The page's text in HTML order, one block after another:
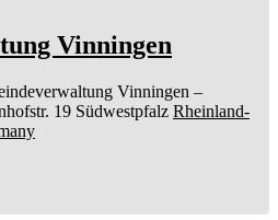
Vinningen
Vinningen –
19 Südwestpfalz Rheinland-